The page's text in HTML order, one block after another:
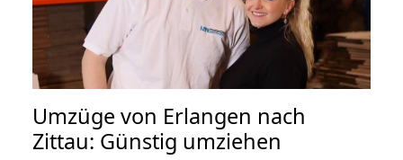
Umzüge von Erlangen nach
Zittau: Günstig umziehen